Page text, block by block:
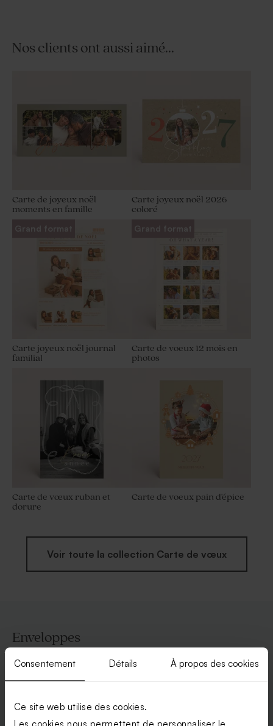
Consentement Détails À propos des cookies
Ce site web utilise des cookies.
Nos clients ont aussi aimé...
Carte de joyeux noël
moments en famille
Carte joyeux noël 2026
coloré
Grand format
Carte joyeux noël journal
familial
Grand format
Carte de voeux 12 mois en
photos
Carte de vœux ruban et
dorure
Carte de voeux pain d'épice
Voir toute la collection Carte de vœux
Enveloppes